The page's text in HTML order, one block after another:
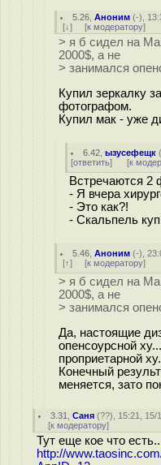
5.26 ,Аноним (-),
[↓] [к модератору]
> я б сидел на
2000$, а не
> занимался
Купил зеркалку
фотографом.
Купил мак - уже
6.42 ,ызусефещк
[ответить] [к
Встречаются 2
- Я вчера
- Это как?!
- Скальпель
5.46 ,Аноним (-),
[↑] [к модератору]
> я б сидел на
2000$, а не
> занимался
Да, настоящие
опенсоурсной
проприетарной
Конечный
меняется, зато
3.31 ,Саня (??), 15:21, 15/
[к модератору]
Тут еще кое что
http://